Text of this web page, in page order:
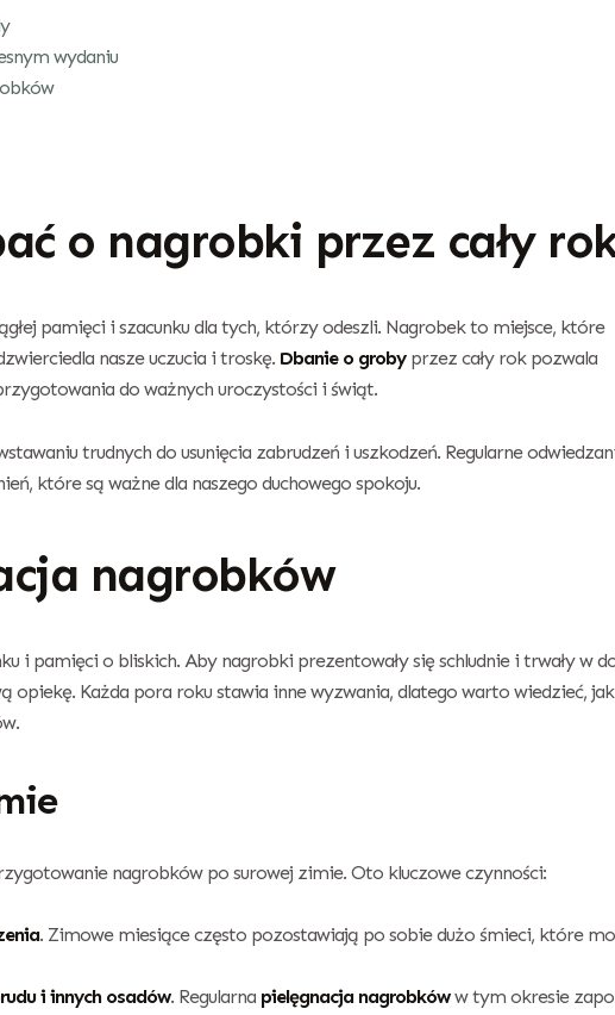
wydaniu
o nagrobki przez cały
pamięci i szacunku dla tych, którzy odeszli. Nagrobek to miejsce, które
nasze uczucia i troskę. Dbanie o grobyprzez cały rok pozwala
do ważnych uroczystości i świąt.
trudnych do usunięcia zabrudzeń i uszkodzeń. Regularne
które są ważne dla naszego duchowego spokoju.
nagrobków
i pamięci o bliskich. Aby nagrobki prezentowały się schludnie i trwały w
opiekę. Każda pora roku stawia inne wyzwania, dlatego warto wiedzieć, jak
nagrobków po surowej zimie. Oto kluczowe czynności:
. Zimowe miesiące często pozostawiają po sobie dużo śmieci, które
i innych osadów. Regularna pielęgnacja nagrobkóww tym okresie